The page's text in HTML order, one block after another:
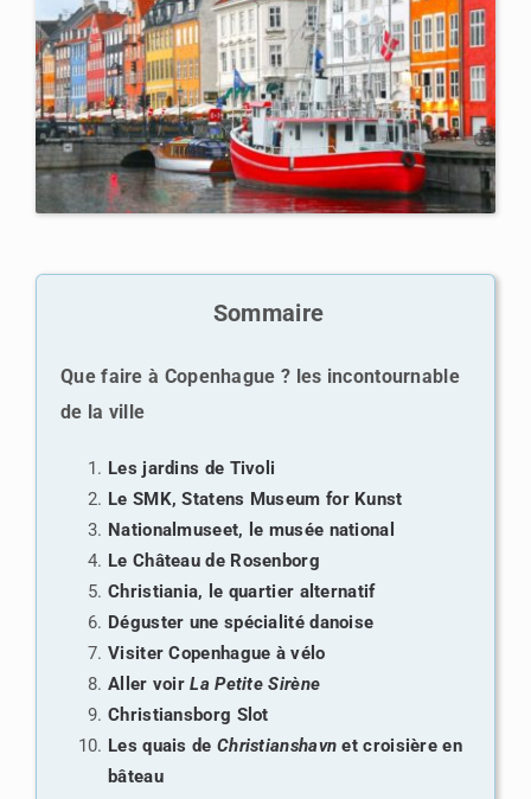
Sommaire
Que faire à Copenhague ? les incontournable
de la ville
Les jardins de Tivoli
Le SMK, Statens Museum for Kunst
Nationalmuseet, le musée national
Le Château de Rosenborg
Christiania, le quartier alternatif
Déguster une spécialité danoise
Visiter Copenhague à vélo
Aller voirLa Petite Sirène
Christiansborg Slot
Les quais de Christianshavn et croisière en
bâteau